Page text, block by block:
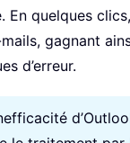
En quelques
gagnant
d’erreur.